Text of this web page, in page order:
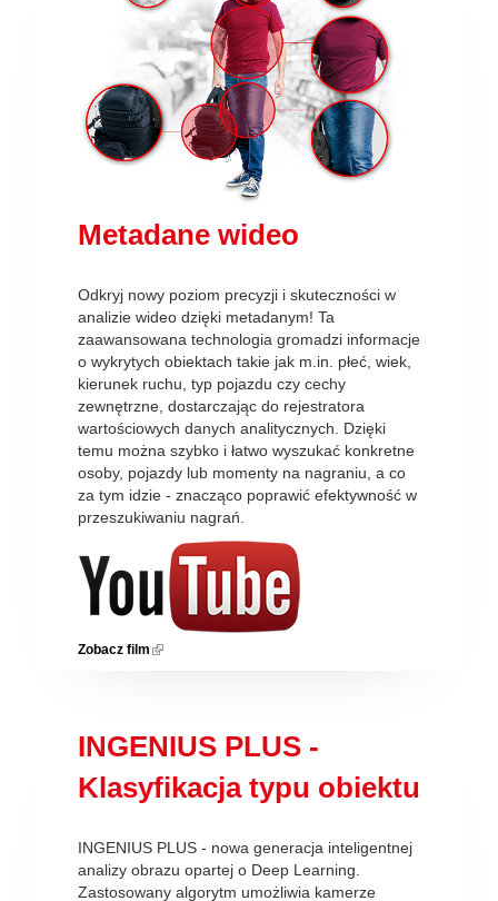
Metadane wideo
Odkryj nowy poziom precyzji i skuteczności w
analizie wideo dzięki metadanym! Ta
zaawansowana technologia gromadzi informacje
o wykrytych obiektach takie jak m.in. płeć, wiek,
kierunek ruchu, typ pojazdu czy cechy
zewnętrzne, dostarczając do rejestratora
wartościowych danych analitycznych. Dzięki
temu można szybko i łatwo wyszukać konkretne
osoby, pojazdy lub momenty na nagraniu, a co
za tym idzie - znacząco poprawić efektywność w
przeszukiwaniu nagrań.
Zobacz film (link is external)
INGENIUS PLUS -
Klasyfikacja typu obiektu
INGENIUS PLUS - nowa generacja inteligentnej
analizy obrazu opartej o Deep Learning.
Zastosowany algorytm umożliwia kamerze